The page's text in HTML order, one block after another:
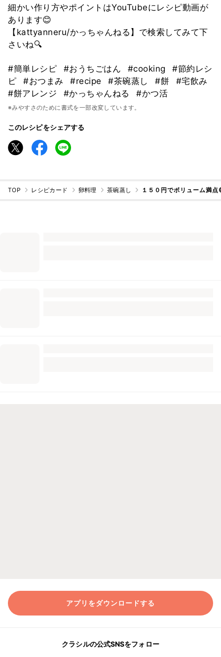
細かい作り方やポイントはYouTubeにレシピ動画が
あります😊
【kattyanneru/かっちゃんねる】で検索してみて下
さいね🔍
#簡単レシピ #おうちごはん #cooking
#節約レシ
ピ
#おつまみ #recipe #茶碗蒸し #餅
#宅飲み
#餅アレンジ
#かっちゃんねる #かつ活
※みやすさのために書式を一部改変しています。
このレシピをシェアする
TOP レシピカード 卵料理 茶碗蒸し １５０円でボリューム満
アプリをダウンロードする
クラシルの公式SNSをフォロー